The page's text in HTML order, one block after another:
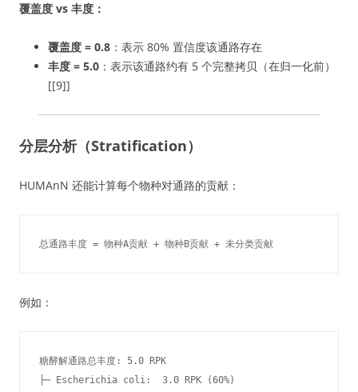
覆盖度 vs 丰度：
覆盖度 = 0.8 ：表示 80% 置信度该通路存在
丰度 = 5.0 ：表示该通路约有 5 个完整拷贝（在归一化前）
[[9]]
分层分析（Stratification）
HUMAnN 还能计算每个物种对通路的贡献：
总通路丰度 = 物种A贡献 + 物种B贡献 + 未分类贡献
例如：
糖酵解通路总丰度: 5.0 RPK
├─ Escherichia coli:  3.0 RPK (60%)